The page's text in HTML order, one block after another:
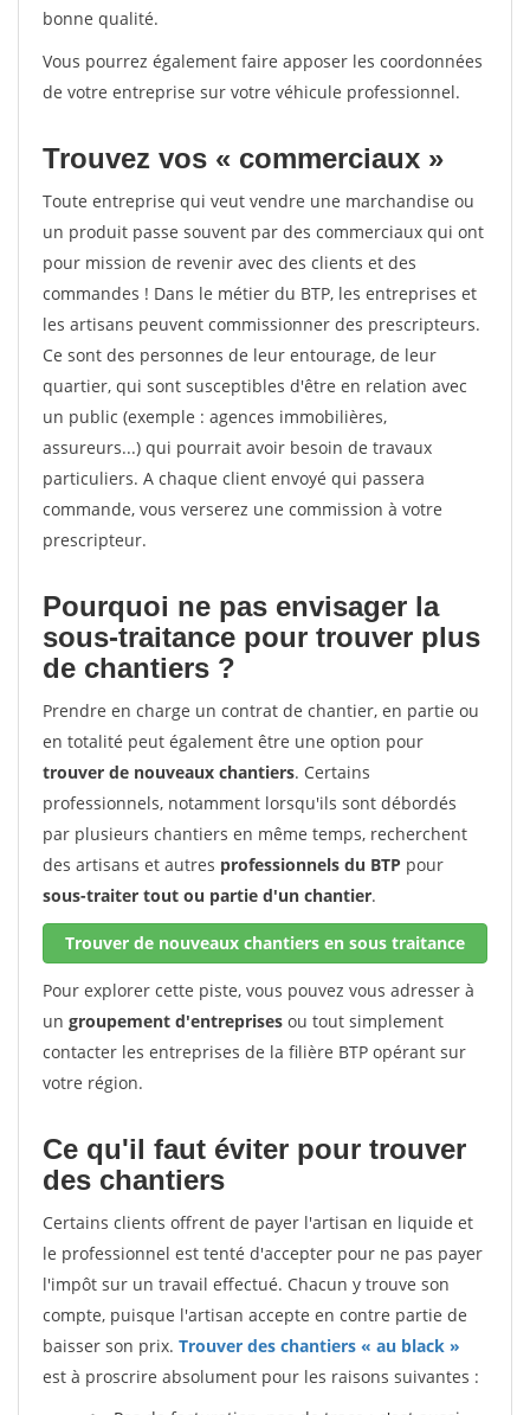
bonne qualité.
Vous pourrez également faire apposer les coordonnées
de votre entreprise sur votre véhicule professionnel.
Trouvez vos « commerciaux »
Toute entreprise qui veut vendre une marchandise ou
un produit passe souvent par des commerciaux qui ont
pour mission de revenir avec des clients et des
commandes ! Dans le métier du BTP, les entreprises et
les artisans peuvent commissionner des prescripteurs.
Ce sont des personnes de leur entourage, de leur
quartier, qui sont susceptibles d'être en relation avec
un public (exemple : agences immobilières,
assureurs...) qui pourrait avoir besoin de travaux
particuliers. A chaque client envoyé qui passera
commande, vous verserez une commission à votre
prescripteur.
Pourquoi ne pas envisager la
sous-traitance pour trouver plus
de chantiers ?
Prendre en charge un contrat de chantier, en partie ou
en totalité peut également être une option pour
trouver de nouveaux chantiers. Certains
professionnels, notamment lorsqu'ils sont débordés
par plusieurs chantiers en même temps, recherchent
des artisans et autres professionnels du BTP pour
sous-traiter tout ou partie d'un chantier.
Trouver de nouveaux chantiers en sous traitance
Pour explorer cette piste, vous pouvez vous adresser à
un groupement d'entreprises ou tout simplement
contacter les entreprises de la filière BTP opérant sur
votre région.
Ce qu'il faut éviter pour trouver
des chantiers
Certains clients offrent de payer l'artisan en liquide et
le professionnel est tenté d'accepter pour ne pas payer
l'impôt sur un travail effectué. Chacun y trouve son
compte, puisque l'artisan accepte en contre partie de
baisser son prix. Trouver des chantiers « au black »
est à proscrire absolument pour les raisons suivantes :